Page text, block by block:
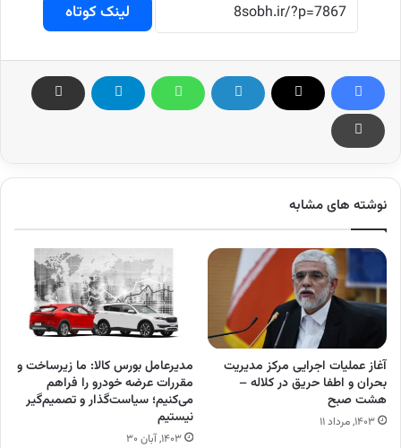
لینک کوتاه
نوشته های مشابه
آغاز عملیات اجرایی مرکز مدیریت
بحران و اطفا حریق در کلاله –
هشت صبح
۱۴۰۳, مرداد ۱۱
مدیرعامل بورس کالا: ما زیرساخت و
مقررات عرضه خودرو را فراهم
می‌کنیم؛ سیاست‌گذار و تصمیم‌گیر
نیستیم
۱۴۰۳, آبان ۳۰